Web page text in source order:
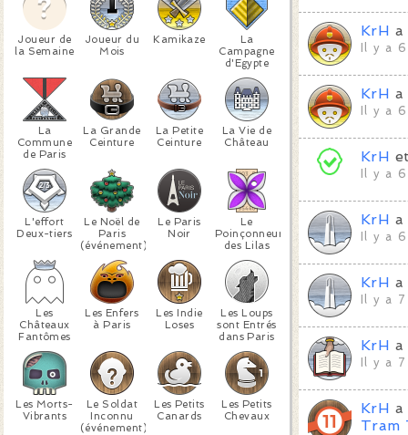
Joueur de
la Semaine
Joueur du
Mois
Kamikaze
La
Campagne
d'Egypte
La
Commune
de Paris
La Grande
Ceinture
La Petite
Ceinture
La Vie de
Château
L'effort
Deux-tiers
Le Noël de
Paris
(événement)
Le Paris
Noir
Le
Poinçonneur
des Lilas
Les
Châteaux
Fantômes
Les Enfers
à Paris
Les Indie
Loses
Les Loups
sont Entrés
dans Paris
Les Morts-
Vibrants
Le Soldat
Inconnu
(événement)
Les Petits
Canards
Les Petits
Chevaux
KrH a
Il y a
KrH a
Il y a
KrH
Il y a
KrH a
Il y a
KrH a
Il y a
KrH a
Il y a
KrH a
Tram